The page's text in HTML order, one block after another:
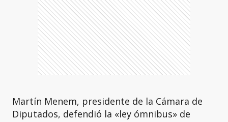
Martín Menem, presidente de la Cámara de
Diputados, defendió la «ley ómnibus» de